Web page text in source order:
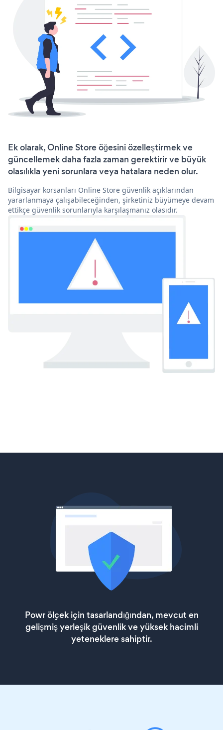
Ek olarak, Online Store öğesini özelleştirmek ve
güncellemek daha fazla zaman gerektirir ve büyük
olasılıkla yeni sorunlara veya hatalara neden olur.
Bilgisayar korsanları Online Store güvenlik açıklarından
yararlanmaya çalışabileceğinden, şirketiniz büyümeye devam
ettikçe güvenlik sorunlarıyla karşılaşmanız olasıdır.
Powr ölçek için tasarlandığından, mevcut en
gelişmiş yerleşik güvenlik ve yüksek hacimli
yeteneklere sahiptir.